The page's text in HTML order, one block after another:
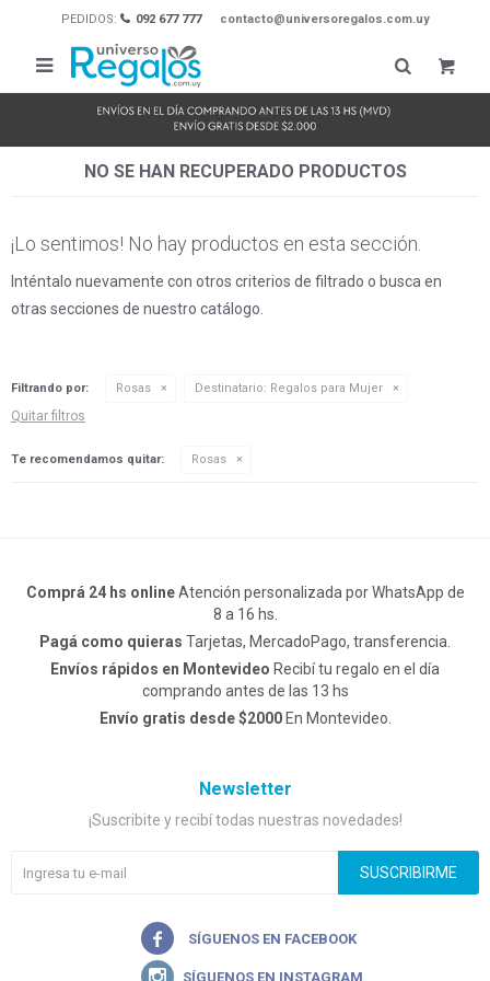
PEDIDOS: 092 677 777 contacto@universoregalos.com.uy

NO SE HAN RECUPERADO PRODUCTOS
¡Lo sentimos! No hay productos en esta sección.
Inténtalo nuevamente con otros criterios de filtrado o busca en
otras secciones de nuestro catálogo.
Filtrando por: Rosas Destinatario: Regalos para Mujer
Quitar filtros
Te recomendamos quitar: Rosas
Comprá 24 hs onlineAtención personalizada por WhatsApp de
8 a 16 hs.
Pagá como quieras Tarjetas, MercadoPago, transferencia.
Envíos rápidos en Montevideo Recibí tu regalo en el día
comprando antes de las 13 hs
Envío gratis desde $2000En Montevideo.
Newsletter
¡Suscribite y recibí todas nuestras novedades!
SUSCRIBIRME

